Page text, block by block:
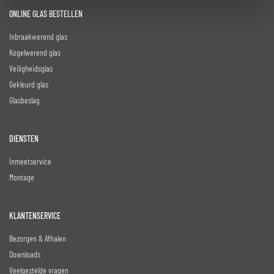
ONLINE GLAS BESTELLEN
Inbraakwerend glas
Kogelwerend glas
Veiligheidsglas
Gekleurd glas
Glasbeslag
DIENSTEN
Inmeetservice
Montage
KLANTENSERVICE
Bezorgen & Afhalen
Downloads
Veelgestelde vragen